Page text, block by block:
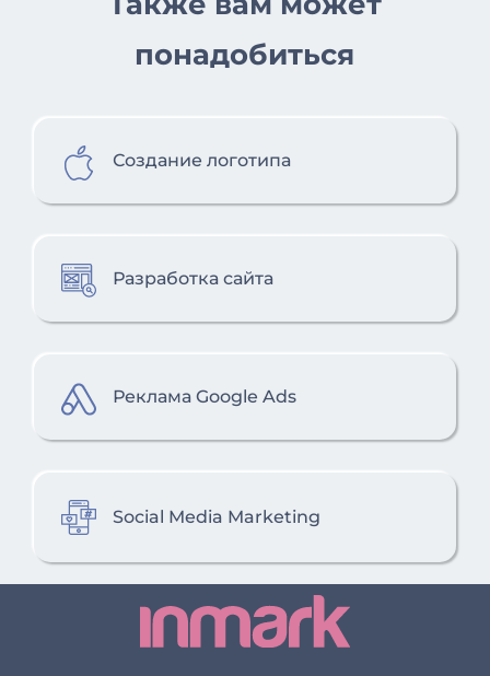
понадобиться
Создание логотипа
Разработка сайта
Реклама Google Ads
Social Media Marketing